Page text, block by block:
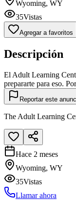
Wyoming, WY
35Vistas
Agregar a favoritos
Descripción
El Adult Learning
prepararte para eso.
Reportar este
The Adult Learning
Hace 2 meses
Wyoming, WY
35Vistas
Llamar ahora